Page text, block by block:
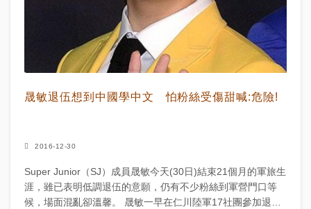
晟敏退伍想到中國學中文 怕粉絲受傷甜喊:危險!
2016-12-30
Super Junior（SJ）成員晟敏今天(30日)結束21個月的軍旅生
涯，雖已表明低調退伍的意願，仍有不少粉絲到軍營門口等
候，場面混亂卻溫馨。 晟敏一早在仁川陸軍17社團參加退伍